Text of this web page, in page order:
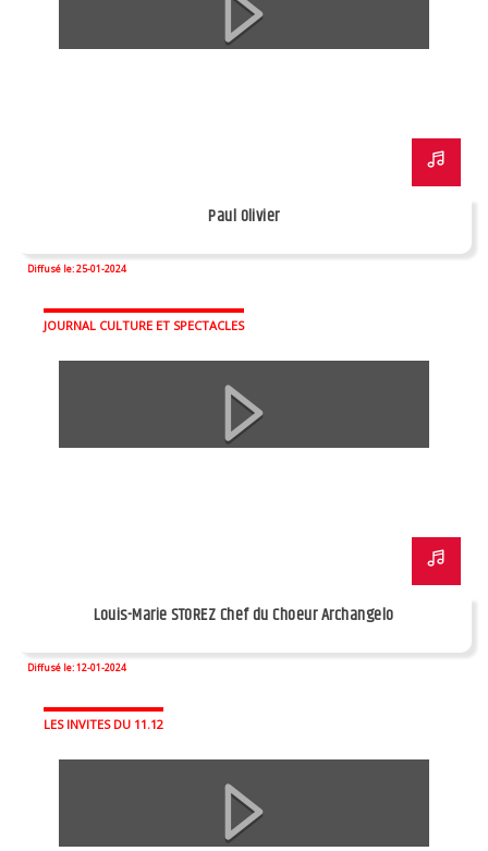
Paul Olivier
Diffusé le: 25-01-2024
JOURNAL CULTURE ET SPECTACLES
Louis-Marie STOREZ Chef du Choeur Archangelo
Diffusé le: 12-01-2024
LES INVITES DU 11.12